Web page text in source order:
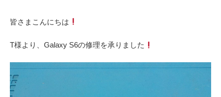
皆さまこんにちは
T様より、Galaxy S6の修理を承りました